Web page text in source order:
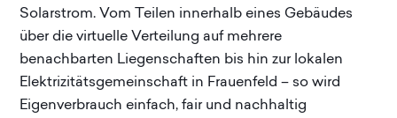
Solarstrom. Vom Teilen innerhalb eines Gebäudes
über die virtuelle Verteilung auf mehrere
benachbarten Liegenschaften bis hin zur lokalen
Elektrizitätsgemeinschaft in Frauenfeld – so wird
Eigenverbrauch einfach, fair und nachhaltig